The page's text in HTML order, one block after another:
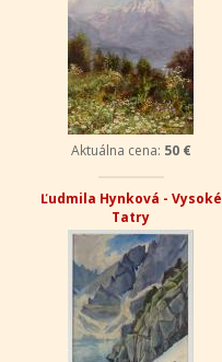
Aktuálna cena: 50 €
Ľudmila Hynková - Vysoké
Tatry